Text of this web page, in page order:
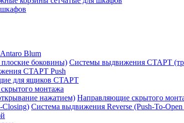
Blum
Системы выдвижения СТАРТ
СТАРТ Push
для ящиков СТАРТ
монтажа
Направляющие скрытого
Система выдвижения Reverse (Push-To-